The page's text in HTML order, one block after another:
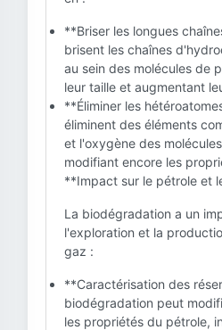
**Briser les longues
brisent les chaînes
au sein des molécules de
leur taille et augmentant
**Éliminer les
éliminent des éléments
et l'oxygène des
modifiant encore les
**Impact sur le pétrole et
La biodégradation a un
l'exploration et la
gaz :
**Caractérisation des
biodégradation peut
les propriétés du pétrole,